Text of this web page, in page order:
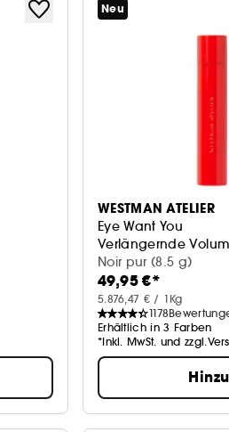
Neu
WESTMAN ATELIER
Eye Want You
Verlängernde
Noir pur (8.5 g)
49,95 €*
5.876,47 € / 1Kg
1178
Erhältlich in 3 Farben
*Inkl. MwSt. und